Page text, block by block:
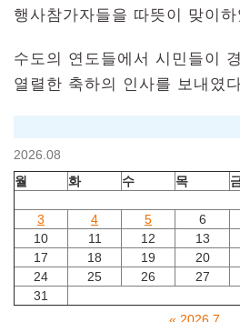
행사참가자들을 따뜻이 맞이하
수도의 연도들에서 시민들이
열렬한 축하의 인사를 보내였
2026.08
월
화 수 목
3
4 5 6
10
11 12 13
17
18 19 20
24
25 26 27
31
« 2026.7